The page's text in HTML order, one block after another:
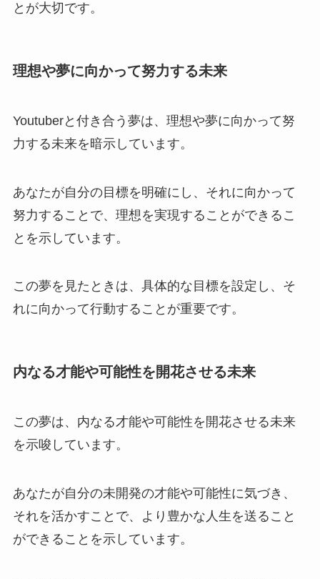
とが大切です。
理想や夢に向かって努力する未来
Youtuberと付き合う夢は、理想や夢に向かって努
力する未来を暗示しています。
あなたが自分の目標を明確にし、それに向かって
努力することで、理想を実現することができるこ
とを示しています。
この夢を見たときは、具体的な目標を設定し、そ
れに向かって行動することが重要です。
内なる才能や可能性を開花させる未来
この夢は、内なる才能や可能性を開花させる未来
を示唆しています。
あなたが自分の未開発の才能や可能性に気づき、
それを活かすことで、より豊かな人生を送ること
ができることを示しています。